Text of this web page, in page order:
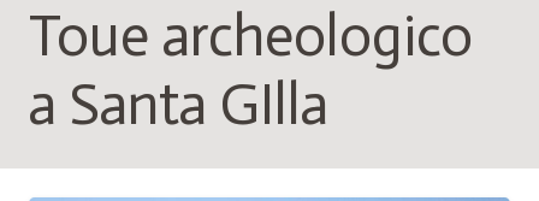
Toue archeologico
a Santa GIlla